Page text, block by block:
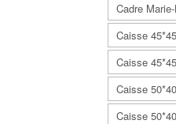
Cadre
Caisse 45*45
Caisse
Caisse
Caisse